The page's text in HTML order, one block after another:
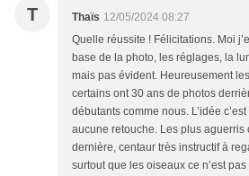
T Thaïs 12/05/2024 08:27
Quelle réussite ! Félicitations. Moi
base de la photo, les réglages, la
mais pas évident. Heureusement
certains ont 30 ans de photos
débutants comme nous. L’idée
aucune retouche. Les plus aguerris
dernière, centaur très instructif à
surtout que les oiseaux ce n’est